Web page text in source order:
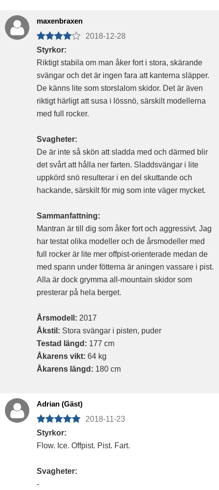
maxenbraxen
2018-12-28
Styrkor:
Riktigt stabila om man åker fort i stora, skärande
svängar och det är ingen fara att kanterna släpper.
De känns lite som storslalom skidor. Det är även
riktigt härligt att susa i lössnö, särskilt modellerna
med full rocker.
Svagheter:
De är inte så skön att sladda med och därmed blir
det svårt att hålla ner farten. Sladdsvängar i lite
uppkörd snö resulterar i en del skuttande och
hackande, särskilt för mig som inte väger mycket.
Sammanfattning:
Mantran är till dig som åker fort och aggressivt. Jag
har testat olika modeller och de årsmodeller med
full rocker är lite mer offpist-orienterade medan de
med spann under fötterna är aningen vassare i pist.
Alla är dock grymma all-mountain skidor som
presterar på hela berget.
Årsmodell: 2017
Åkstil: Stora svängar i pisten, puder
Testad längd: 177 cm
Åkarens vikt: 64 kg
Åkarens längd: 180 cm
Adrian (Gäst)
2018-11-23
Styrkor:
Flow. Ice. Offpist. Pist. Fart.
Svagheter:
-